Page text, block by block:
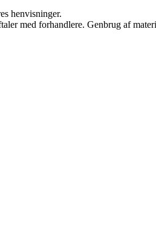
henvisninger.
med forhandlere. Genbrug af